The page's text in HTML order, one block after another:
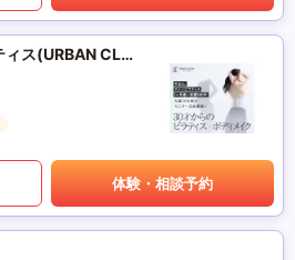
アーバンクラシックピラティス(URBAN CLASSIC PILATES)
体験・相談予約